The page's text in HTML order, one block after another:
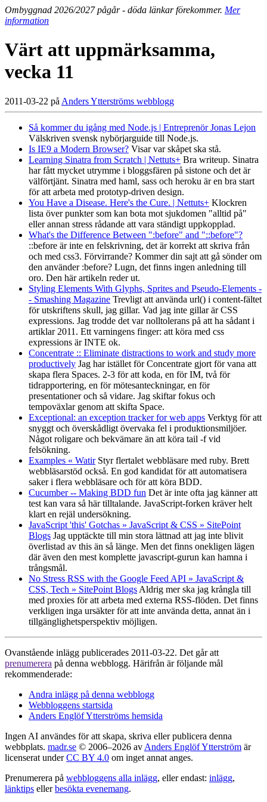
Ombyggnad 2026/2027 pågår - döda länkar förekommer. Mer
information
Värt att uppmärksamma,
vecka 11
2011-03-22 på Anders Ytterströms webblogg
Så kommer du igång med Node.js | Entreprenör Jonas Lejon
Välskriven svensk nybörjarguide till Node.js.
Is IE9 a Modern Browser? Visar var skåpet ska stå.
Learning Sinatra from Scratch | Nettuts+ Bra writeup. Sinatra
har fått mycket utrymme i bloggsfären på sistone och det är
välförtjänt. Sinatra med haml, sass och heroku är en bra start
för att arbeta med prototyp-driven design.
You Have a Disease. Here's the Cure. | Nettuts+ Klockren
lista över punkter som kan bota mot sjukdomen "alltid på"
eller annan stress rådande att vara ständigt uppkopplad.
What's the Difference Between ":before" and "::before"?
::before är inte en felskrivning, det är korrekt att skriva från
och med css3. Förvirrande? Kommer din sajt att gå sönder om
den använder :before? Lugn, det finns ingen anledning till
oro. Den här artikeln reder ut.
Styling Elements With Glyphs, Sprites and Pseudo-Elements -
- Smashing Magazine Trevligt att använda url() i content-fältet
för utskriftens skull, jag gillar. Vad jag inte gillar är CSS
expressions. Jag trodde det var nolltolerans på att ha sådant i
artiklar 2011. Ett varningens finger: att köra med css
expressions är INTE ok.
Concentrate :: Eliminate distractions to work and study more
productively Jag har istället för Concentrate gjort för vana att
skapa flera Spaces. 2-3 för att koda, en för IM, två för
tidrapportering, en för mötesanteckningar, en för
presentationer och så vidare. Jag skiftar fokus och
tempoväxlar genom att skifta Space.
Exceptional: an exception tracker for web apps Verktyg för att
snyggt och överskådligt övervaka fel i produktionsmiljöer.
Något roligare och bekvämare än att köra tail -f vid
felsökning.
Examples « WatirStyr flertalet webbläsare med ruby. Brett
webbläsarstöd också. En god kandidat för att automatisera
saker i flera webbläsare och för att köra BDD.
Cucumber -- Making BDD fun Det är inte ofta jag känner att
test kan vara så här tilltalande. JavaScript-forken kräver helt
klart en rejäl undersökning.
JavaScript 'this' Gotchas » JavaScript & CSS » SitePoint
Blogs Jag upptäckte till min stora lättnad att jag inte blivit
överlistad av this än så länge. Men det finns onekligen lägen
där även den mest komplette javascript-gurun kan hamna i
trångsmål.
No Stress RSS with the Google Feed API » JavaScript &
CSS, Tech » SitePoint Blogs Aldrig mer ska jag krångla till
med proxies för att arbeta med externa RSS-flöden. Det finns
verkligen inga ursäkter för att inte använda detta, annat än i
tillgänglighetsperspektiv möjligen.
Ovanstående inlägg publicerades 2011-03-22. Det går att
prenumerera på denna webblogg. Härifrån är följande mål
rekommenderade:
Andra inlägg på denna webblogg
Webbloggens startsida
Anders Englöf Ytterströms hemsida
Ingen AI användes för att skapa, skriva eller publicera denna
webbplats. madr.se © 2006–2026 av Anders Englöf Ytterström är
licenserat underCC BY 4.0 om inget annat anges.
Prenumerera på webbloggens alla inlägg, eller endast: inlägg,
länktips ellerbesökta evenemang.